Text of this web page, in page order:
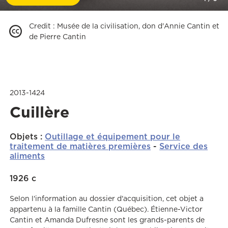
Credit : Musée de la civilisation, don d'Annie Cantin et
de Pierre Cantin
2013-1424
Cuillère
Objets : Outillage et équipement pour le
traitement de matières premières - Service des
aliments
1926 c
Selon l'information au dossier d'acquisition, cet objet a
appartenu à la famille Cantin (Québec). Étienne-Victor
Cantin et Amanda Dufresne sont les grands-parents de